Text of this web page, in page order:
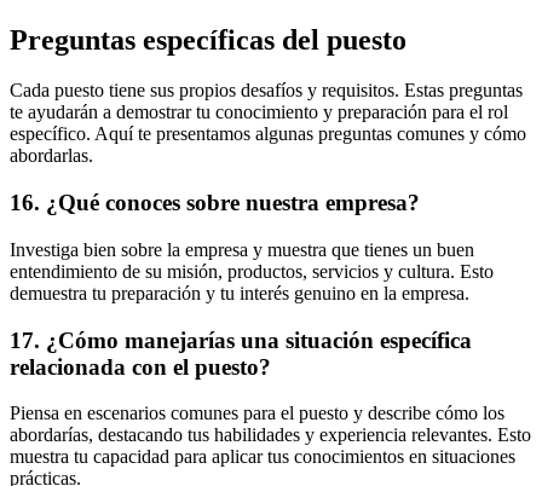
Preguntas específicas del puesto
Cada puesto tiene sus propios desafíos y requisitos. Estas preguntas
te ayudarán a demostrar tu conocimiento y preparación para el rol
específico. Aquí te presentamos algunas preguntas comunes y cómo
abordarlas.
16. ¿Qué conoces sobre nuestra empresa?
Investiga bien sobre la empresa y muestra que tienes un buen
entendimiento de su misión, productos, servicios y cultura. Esto
demuestra tu preparación y tu interés genuino en la empresa.
17. ¿Cómo manejarías una situación específica
relacionada con el puesto?
Piensa en escenarios comunes para el puesto y describe cómo los
abordarías, destacando tus habilidades y experiencia relevantes. Esto
muestra tu capacidad para aplicar tus conocimientos en situaciones
prácticas.